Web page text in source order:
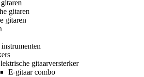
gitaren
gitaren
gitaarversterker
E-gitaar combo